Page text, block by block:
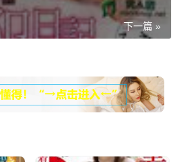
下一篇 »